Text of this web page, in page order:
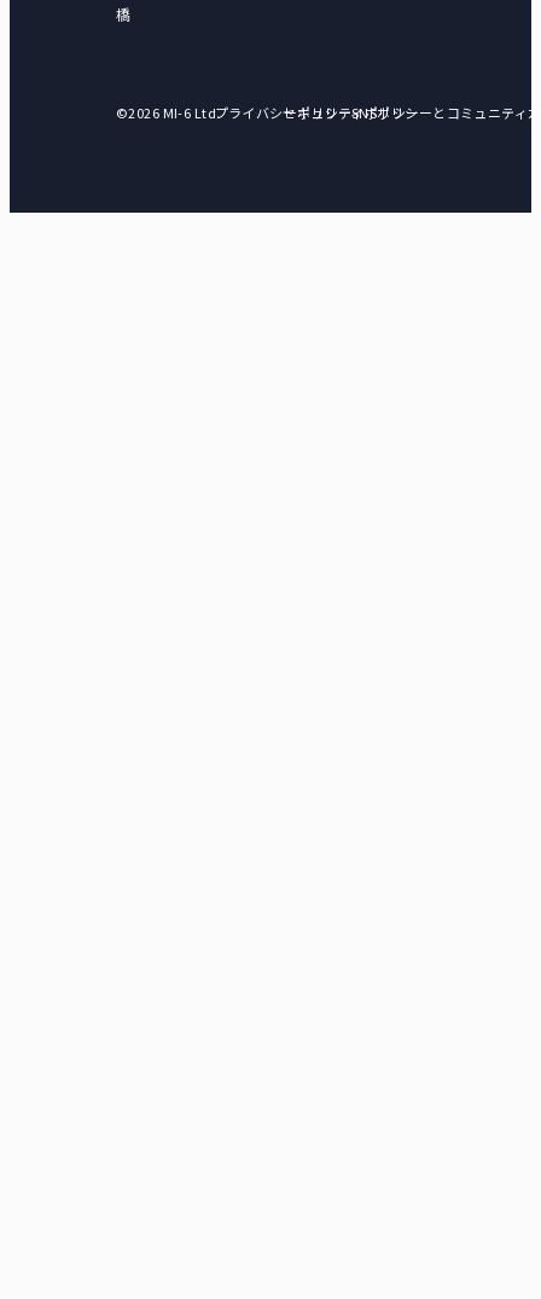
橋
プライバシーポリシーセキュリティポリシーSNSポリシーとコミュニティ
©2026 MI-6 Ltd.